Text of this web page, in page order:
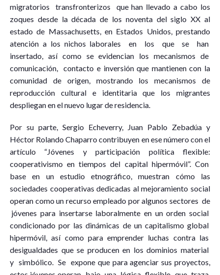
migratorios transfronterizos que han llevado a cabo los
zoques desde la década de los noventa del siglo XX al
estado de Massachusetts, en Estados Unidos, prestando
atención a los nichos laborales en los que se han
insertado, así como se evidencian los mecanismos de
comunicación, contacto e inversión que mantienen con la
comunidad de origen, mostrando los mecanismos de
reproducción cultural e identitaria que los migrantes
despliegan en el nuevo lugar de residencia.
Por su parte, Sergio Echeverry, Juan Pablo Zebadúa y
Héctor Rolando Chaparro contribuyen en ese número con el
artículo “Jóvenes y participación política flexible:
cooperativismo en tiempos del capital hipermóvil”. Con
base en un estudio etnográfico, muestran cómo las
sociedades cooperativas dedicadas al mejoramiento social
operan como un recurso empleado por algunos sectores de
jóvenes para insertarse laboralmente en un orden social
condicionado por las dinámicas de un capitalismo global
hipermóvil, así como para emprender luchas contra las
desigualdades que se producen en los dominios material
y simbólico. Se expone que para agenciar sus proyectos,